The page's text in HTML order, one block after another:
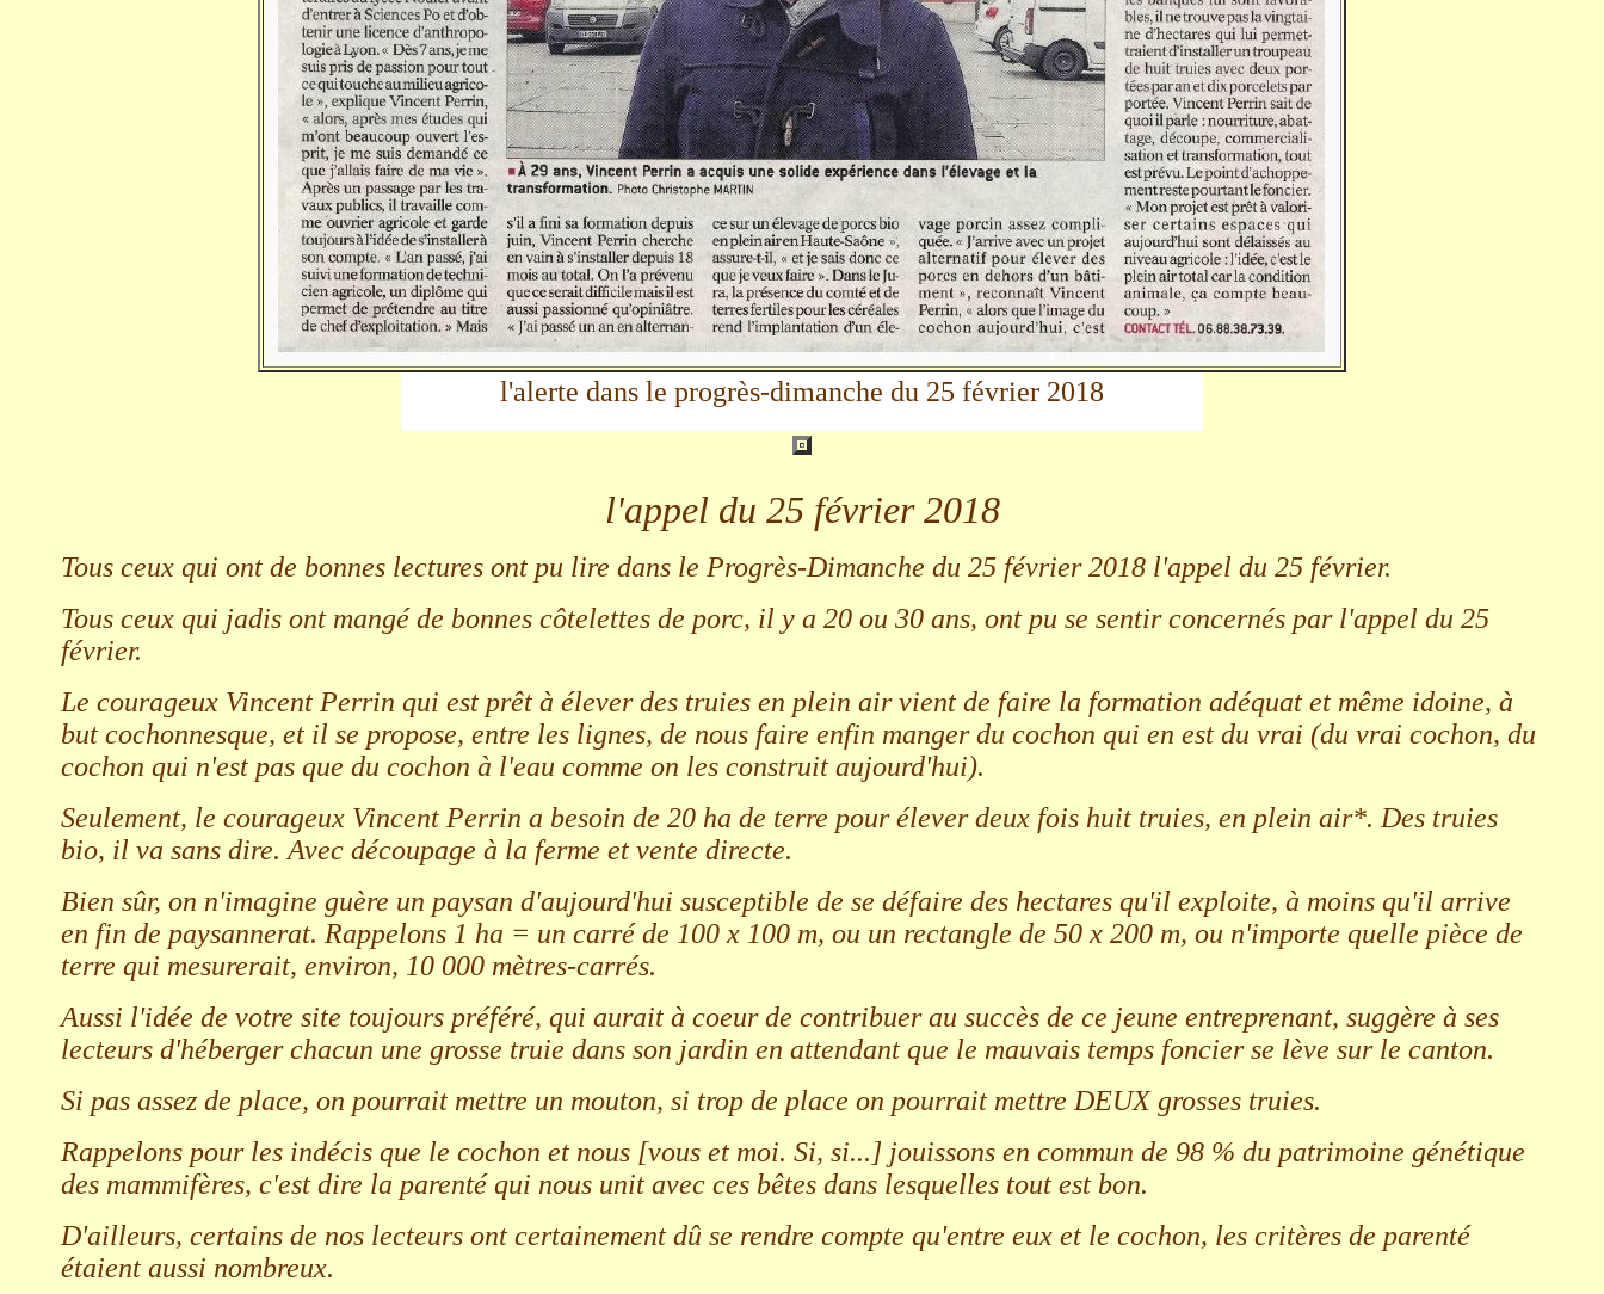
l'alerte dans le progrès-dimanche du 25 février 2018
l'appel du 25 février 2018
Tous ceux qui ont de bonnes lectures ont pu lire dans le Progrès-Dimanche du 25 février 2018 l'appel du 25 février.
Tous ceux qui jadis ont mangé de bonnes côtelettes de porc, il y a 20 ou 30 ans, ont pu se sentir concernés par l'appel du 25
février.
Le courageux Vincent Perrin qui est prêt à élever des truies en plein air vient de faire la formation adéquat et même idoine, à
but cochonnesque, et il se propose, entre les lignes, de nous faire enfin manger du cochon qui en est du vrai (du vrai cochon, du
cochon qui n'est pas que du cochon à l'eau comme on les construit aujourd'hui).
Seulement, le courageux Vincent Perrin a besoin de 20 ha de terre pour élever deux fois huit truies, en plein air*. Des truies
bio, il va sans dire. Avec découpage à la ferme et vente directe.
Bien sûr, on n'imagine guère un paysan d'aujourd'hui susceptible de se défaire des hectares qu'il exploite, à moins qu'il arrive
en fin de paysannerat. Rappelons 1 ha = un carré de 100 x 100 m, ou un rectangle de 50 x 200 m, ou n'importe quelle pièce de
terre qui mesurerait, environ, 10 000 mètres-carrés.
Aussi l'idée de votre site toujours préféré, qui aurait à coeur de contribuer au succès de ce jeune entreprenant, suggère à ses
lecteurs d'héberger chacun une grosse truie dans son jardin en attendant que le mauvais temps foncier se lève sur le canton.
Si pas assez de place, on pourrait mettre un mouton, si trop de place on pourrait mettre DEUX grosses truies.
Rappelons pour les indécis que le cochon et nous [vous et moi. Si, si...] jouissons en commun de 98 % du patrimoine génétique
des mammifères, c'est dire la parenté qui nous unit avec ces bêtes dans lesquelles tout est bon.
D'ailleurs, certains de nos lecteurs ont certainement dû se rendre compte qu'entre eux et le cochon, les critères de parenté
étaient aussi nombreux.